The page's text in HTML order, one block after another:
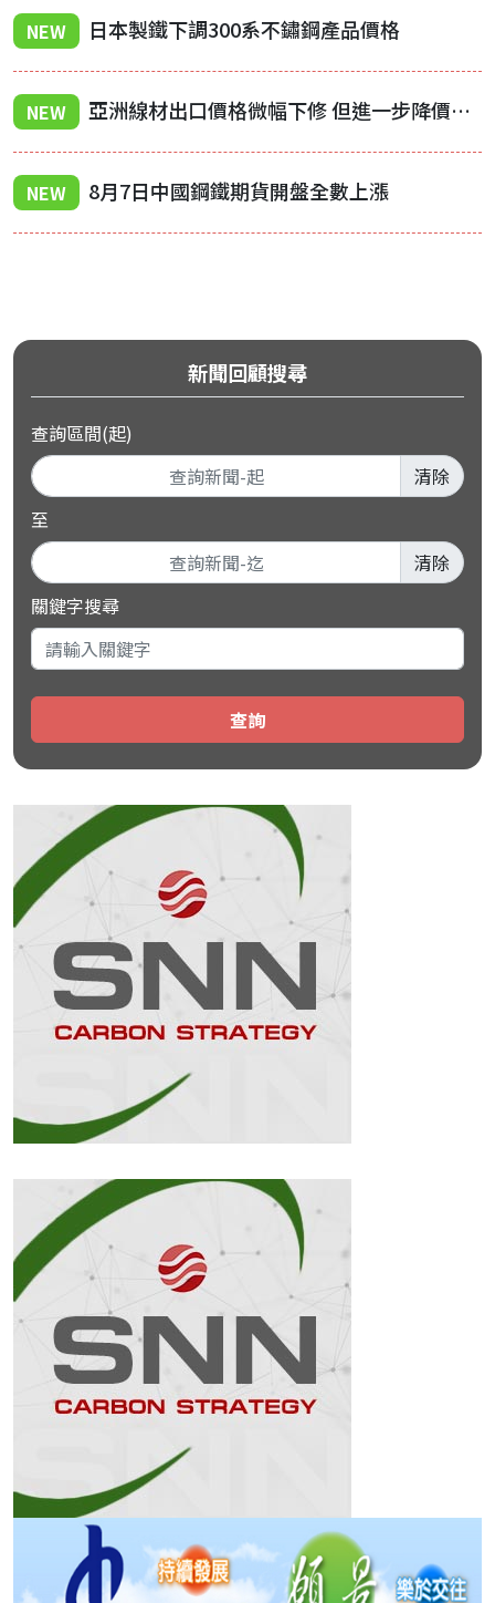
NEW 日本製鐵下調300系不鏽鋼產品價格
NEW 亞洲線材出口價格微幅下修 但進一步降價機率低
NEW 8月7日中國鋼鐵期貨開盤全數上漲
新聞回顧搜尋
查詢區間(起)
清除
至
清除
關鍵字搜尋
查詢